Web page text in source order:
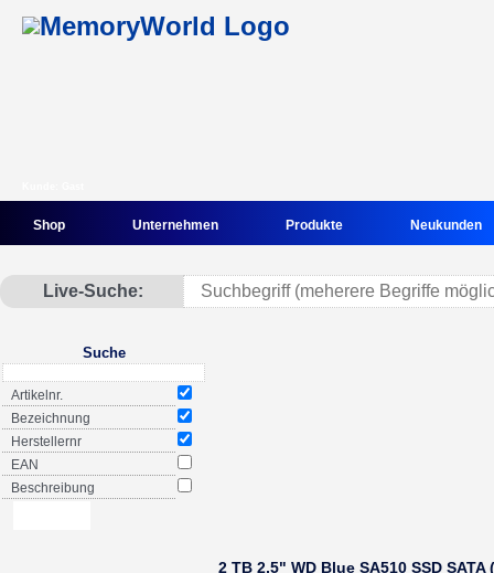
Shop Unternehmen Produkte Neukunden
Live-Suche:
Suche
Artikelnr.
Bezeichnung
Herstellernr
EAN
Beschreibung
2 TB 2,5" WD Blue SA510 SSD SATA